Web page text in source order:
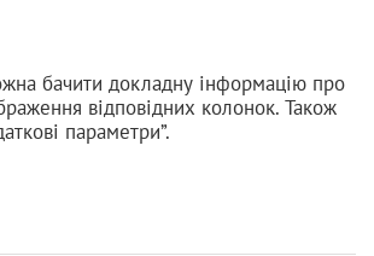
бачити докладну інформацію про
відповідних колонок. Також
параметри”.